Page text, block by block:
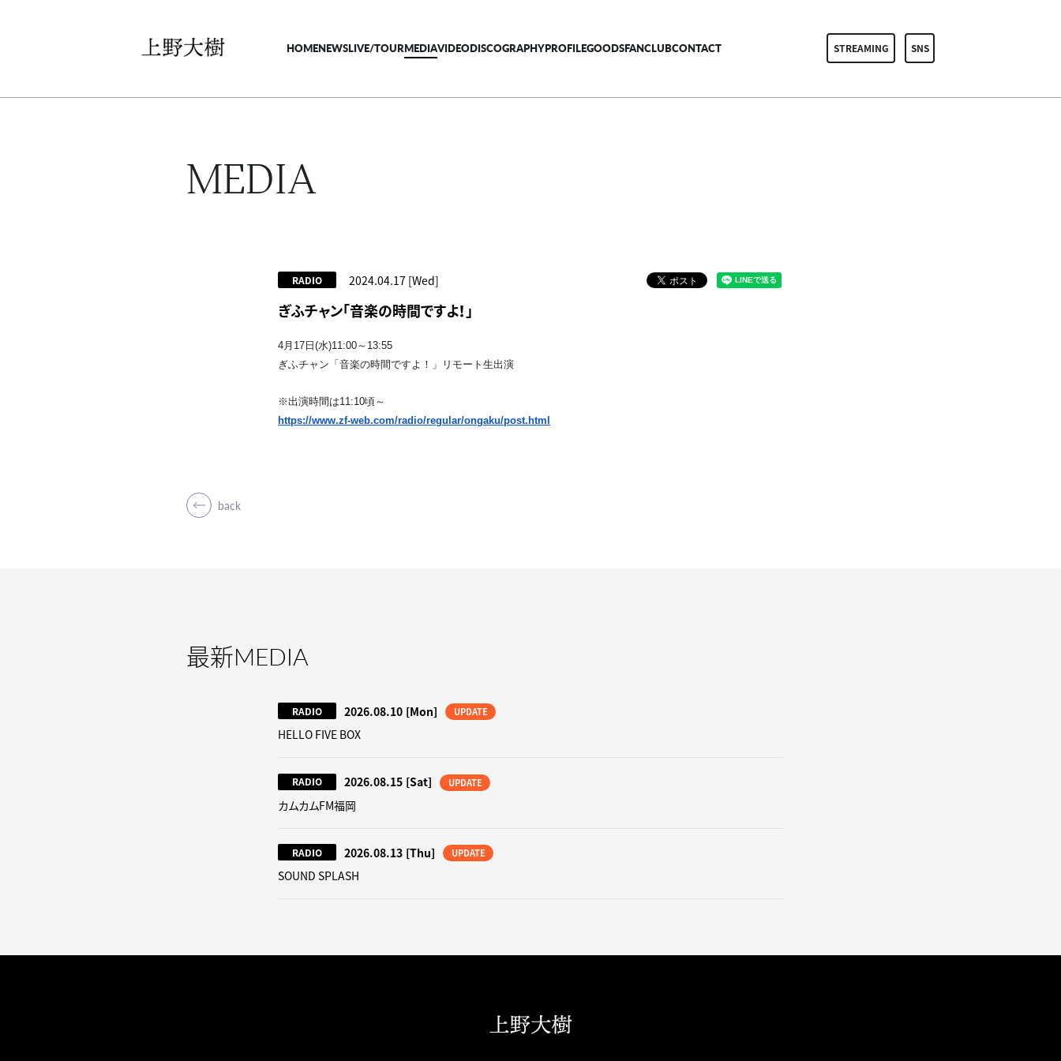
HOMENEWSLIVE/TOURMEDIAVIDEODISCOGRAPHYPROFILEGOODSFANCLUBCONTACT STREAMING SNS
MEDIA
2024.04.17 [Wed]
RADIO
ぎふチャン「音楽の時間ですよ！」
4月17日(水)11:00～13:55
ぎふチャン「音楽の時間ですよ！」リモート生出演
※出演時間は11:10頃～
https://www.zf-web.com/radio/regular/ongaku/post.html
back
最新MEDIA
RADIO 2026.08.10 [Mon] UPDATE
HELLO FIVE BOX
RADIO 2026.08.15 [Sat] UPDATE
カムカムFM福岡
RADIO 2026.08.13 [Thu] UPDATE
SOUND SPLASH